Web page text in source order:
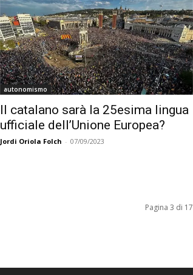
autonomismo
Il catalano sarà la 25esima lingua
ufficiale dell’Unione Europea?
Jordi Oriola Folch - 07/09/2023
Pagina 3 di 17